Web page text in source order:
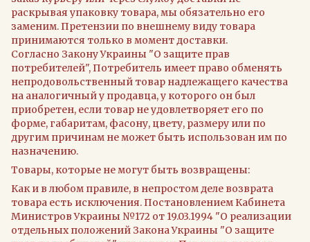
раскрывая упаковку товара, мы обязательно его
заменим. Претензии по внешнему виду товара
принимаются только в момент доставки.
Согласно Закону Украины "О защите прав
потребителей", Потребитель имеет право обменять
непродовольственный товар надлежащего качества
на аналогичный у продавца, у которого он был
приобретен, если товар не удовлетворяет его по
форме, габаритам, фасону, цвету, размеру или по
другим причинам не может быть использован им по
назначению.
Товары, которые не могут быть возвращены:
Как и в любом правиле, в непростом деле возврата
товара есть исключения. Постановлением Кабинета
Министров Украины №172 от 19.03.1994 "О реализации
отдельных положений Закона Украины "О защите